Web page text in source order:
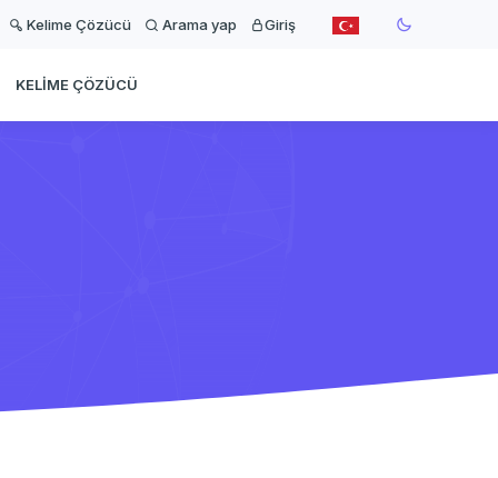
Kelime Çözücü Arama yap Giriş
KELIME ÇÖZÜCÜ